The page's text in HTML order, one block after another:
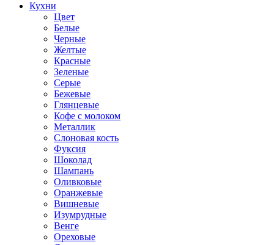
Кухни
Цвет
Белые
Черные
Желтые
Красные
Зеленые
Серые
Бежевые
Глянцевые
Кофе с молоком
Металлик
Слоновая кость
Фуксия
Шоколад
Шампань
Оливковые
Оранжевые
Вишневые
Изумрудные
Венге
Ореховые